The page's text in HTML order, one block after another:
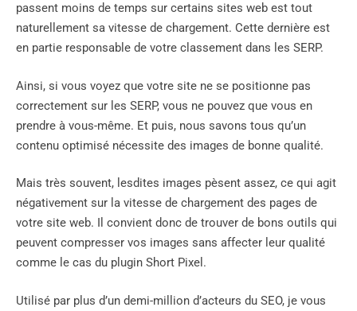
passent moins de temps sur certains sites web est tout
naturellement sa vitesse de chargement. Cette dernière est
en partie responsable de votre classement dans les SERP.
Ainsi, si vous voyez que votre site ne se positionne pas
correctement sur les SERP, vous ne pouvez que vous en
prendre à vous-même. Et puis, nous savons tous qu’un
contenu optimisé nécessite des images de bonne qualité.
Mais très souvent, lesdites images pèsent assez, ce qui agit
négativement sur la vitesse de chargement des pages de
votre site web. Il convient donc de trouver de bons outils qui
peuvent compresser vos images sans affecter leur qualité
comme le cas du plugin Short Pixel.
Utilisé par plus d’un demi-million d’acteurs du SEO, je vous